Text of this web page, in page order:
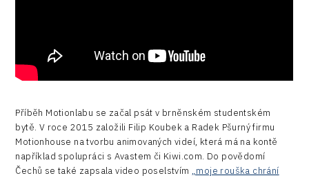
Příběh Motionlabu se začal psát v brněnském studentském
bytě. V roce 2015 založili Filip Koubek a Radek Pšurný firmu
Motionhouse na tvorbu animovaných videí, která má na kontě
například spolupráci s Avastem či Kiwi.com. Do povědomí
Čechů se také zapsala video poselstvím „moje rouška chrání